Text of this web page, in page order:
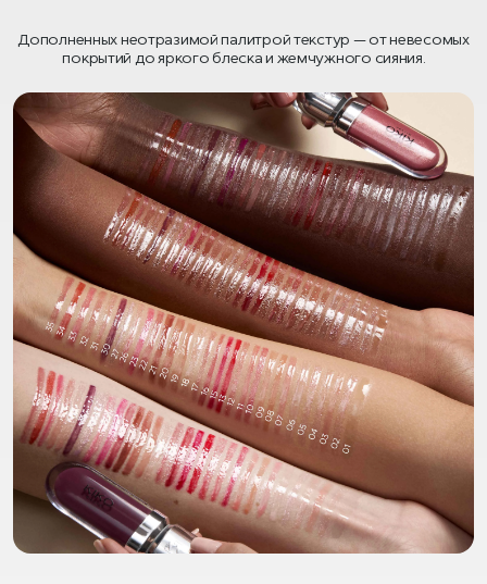
Дополненных неотразимой палитрой текстур — от невесомых
покрытий до яркого блеска и жемчужного сияния.